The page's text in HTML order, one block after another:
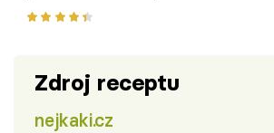
chuťovka jako stvořená pro
Zdroj receptu
nejkaki.cz